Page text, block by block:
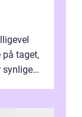
taget,
synlige